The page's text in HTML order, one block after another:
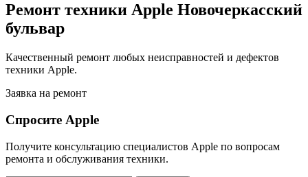
Ремонт техники Apple Новочеркасский
бульвар
Качественный ремонт любых неисправностей и дефектов
техники Apple.
Заявка на ремонт
Спросите Apple
Получите консультацию специалистов Apple по вопросам
ремонта и обслуживания техники.